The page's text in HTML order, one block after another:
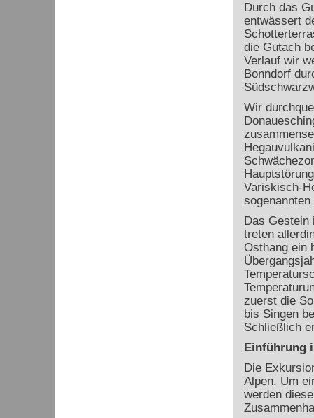
Durch das
entwässert
die Gutach
Verlauf wir
Bonndorf
Wir
Variskisch-
Das Gestein
treten
Osthang ein
zuerst die
bis Singen
Schließlich
Einführung
Die
Alpen. Um
werden